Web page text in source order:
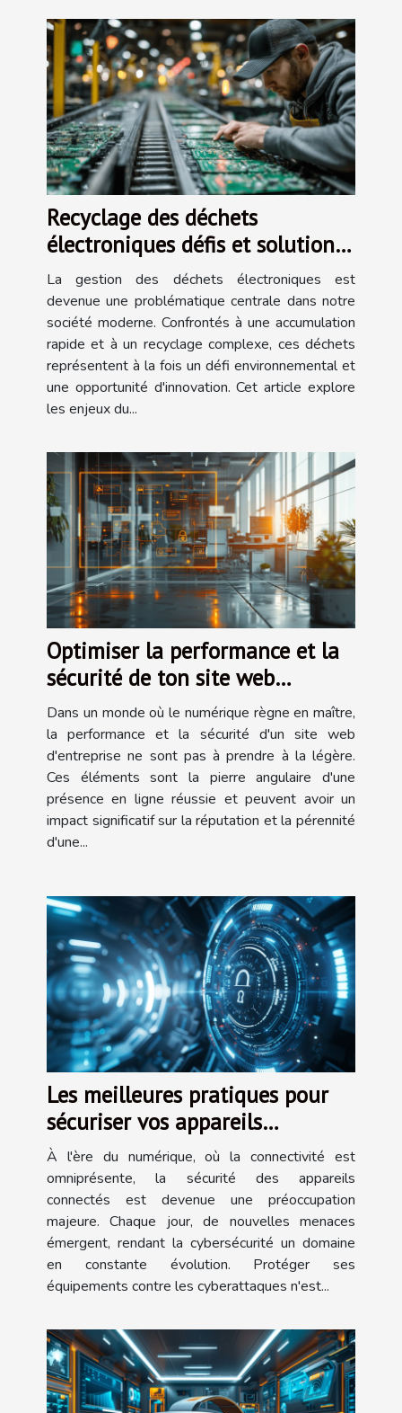
Recyclage des déchets
électroniques défis et solutions
innovantes
La gestion des déchets électroniques est
devenue une problématique centrale dans notre
société moderne. Confrontés à une accumulation
rapide et à un recyclage complexe, ces déchets
représentent à la fois un défi environnemental et
une opportunité d'innovation. Cet article explore
les enjeux du...
Optimiser la performance et la
sécurité de ton site web
d'entreprise
Dans un monde où le numérique règne en maître,
la performance et la sécurité d'un site web
d'entreprise ne sont pas à prendre à la légère.
Ces éléments sont la pierre angulaire d'une
présence en ligne réussie et peuvent avoir un
impact significatif sur la réputation et la pérennité
d'une...
Les meilleures pratiques pour
sécuriser vos appareils
connectés contre les
cyberattaques
À l'ère du numérique, où la connectivité est
omniprésente, la sécurité des appareils
connectés est devenue une préoccupation
majeure. Chaque jour, de nouvelles menaces
émergent, rendant la cybersécurité un domaine
en constante évolution. Protéger ses
équipements contre les cyberattaques n'est...